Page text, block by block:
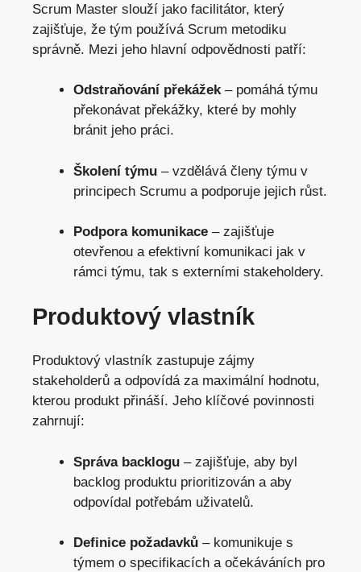
Scrum Master slouží jako facilitátor, který
zajišťuje, že tým používá Scrum metodiku
správně. Mezi jeho hlavní odpovědnosti patří:
Odstraňování překážek– pomáhá týmu
překonávat překážky, které by mohly
bránit jeho práci.
Školení týmu – vzdělává členy týmu v
principech Scrumu a podporuje jejich růst.
Podpora komunikace – zajišťuje
otevřenou a efektivní komunikaci jak v
rámci týmu, tak s externími stakeholdery.
Produktový vlastník
Produktový vlastník zastupuje zájmy
stakeholderů a odpovídá za maximální hodnotu,
kterou produkt přináší. Jeho klíčové povinnosti
zahrnují:
Správa backlogu – zajišťuje, aby byl
backlog produktu prioritizován a aby
odpovídal potřebám uživatelů.
Definice požadavků – komunikuje s
týmem o specifikacích a očekáváních pro